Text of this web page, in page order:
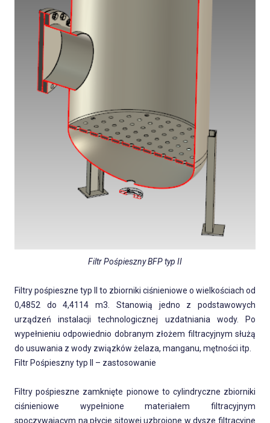
Filtr Pośpieszny BFP typ II
Filtry pośpieszne typ II to zbiorniki ciśnieniowe o wielkościach od
0,4852 do 4,4114 m3. Stanowią jedno z podstawowych
urządzeń instalacji technologicznej uzdatniania wody. Po
wypełnieniu odpowiednio dobranym złożem filtracyjnym służą
do usuwania z wody związków żelaza, manganu, mętności itp.
Filtr Pośpieszny typ II – zastosowanie
Filtry pośpieszne zamknięte pionowe to cylindryczne zbiorniki
ciśnieniowe wypełnione materiałem filtracyjnym
spoczywającym na płycie sitowej uzbrojone w dysze filtracyjne